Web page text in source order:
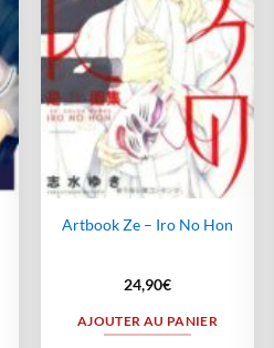
Artbook Ze – Iro No Hon
24,90€
AJOUTER AU PANIER